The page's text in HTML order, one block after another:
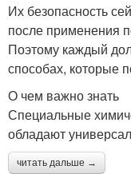
Их безопасность
после применения
Поэтому каждый
способах, которые
О чем важно знать
Специальные
обладают
читать дальше →